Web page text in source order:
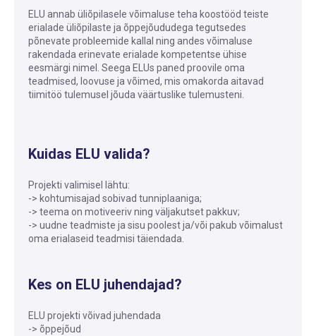
ELU annab üliõpilasele võimaluse teha koostööd teiste
erialade üliõpilaste ja õppejõududega tegutsedes
põnevate probleemide kallal ning andes võimaluse
rakendada erinevate erialade kompetentse ühise
eesmärgi nimel. Seega ELUs paned proovile oma
teadmised, loovuse ja võimed, mis omakorda aitavad
tiimitöö tulemusel jõuda väärtuslike tulemusteni.
Kuidas ELU valida?
Projekti valimisel lähtu:
-> kohtumisajad sobivad tunniplaaniga;
-> teema on motiveeriv ning väljakutset pakkuv;
-> uudne teadmiste ja sisu poolest ja/või pakub võimalust
oma erialaseid teadmisi täiendada.
Kes on ELU juhendajad?
ELU projekti võivad juhendada
-> õppejõud